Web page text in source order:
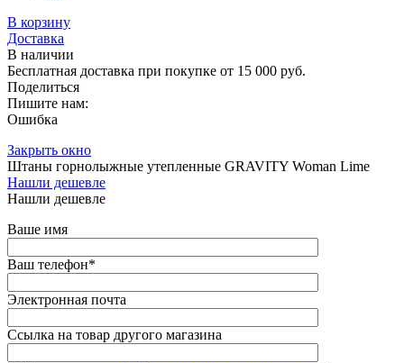
В корзину
Доставка
В наличии
Бесплатная доставка при покупке от 15 000 руб.
Поделиться
Пишите нам:
Ошибка
Закрыть окно
Штаны горнолыжные утепленные GRAVITY Woman Lime
Нашли дешевле
Нашли дешевле
Ваше имя
Ваш телефон*
Электронная почта
Ссылка на товар другого магазина